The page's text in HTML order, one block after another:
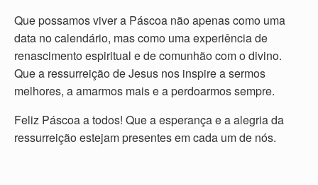
Que possamos viver a Páscoa não apenas como uma
data no calendário, mas como uma experiência de
renascimento espiritual e de comunhão com o divino.
Que a ressurreição de Jesus nos inspire a sermos
melhores, a amarmos mais e a perdoarmos sempre.
Feliz Páscoa a todos! Que a esperança e a alegria da
ressurreição estejam presentes em cada um de nós.